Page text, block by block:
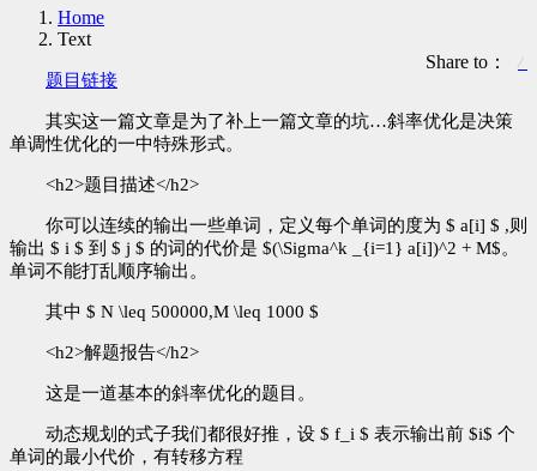
Home
Text
Share to：
题目链接
其实这一篇文章是为了补上一篇文章的坑…斜率优化是决策
单调性优化的一中特殊形式。
<h2>题目描述</h2>
你可以连续的输出一些单词，定义每个单词的度为 $ a[i] $ ,则
输出 $ i $ 到 $ j $ 的词的代价是 $(\Sigma^k _{i=1} a[i])^2 + M$。
单词不能打乱顺序输出。
其中 $ N \leq 500000,M \leq 1000 $
<h2>解题报告</h2>
这是一道基本的斜率优化的题目。
动态规划的式子我们都很好推，设 $ f_i $ 表示输出前 $i$ 个
单词的最小代价，有转移方程